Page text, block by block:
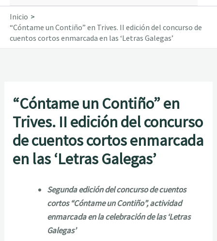
Inicio
“Cóntame un Contiño” en Trives. II edición del concurso de
cuentos cortos enmarcada en las ‘Letras Galegas’
“Cóntame un Contiño” en
Trives. II edición del concurso
de cuentos cortos enmarcada
en las ‘Letras Galegas’
Segunda edición del concurso de cuentos
cortos “Cóntame un Contiño”, actividad
enmarcada en la celebración de las ‘Letras
Galegas’